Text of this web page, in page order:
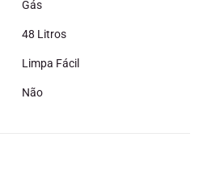
Gás
48 Litros
Limpa Fácil
Não